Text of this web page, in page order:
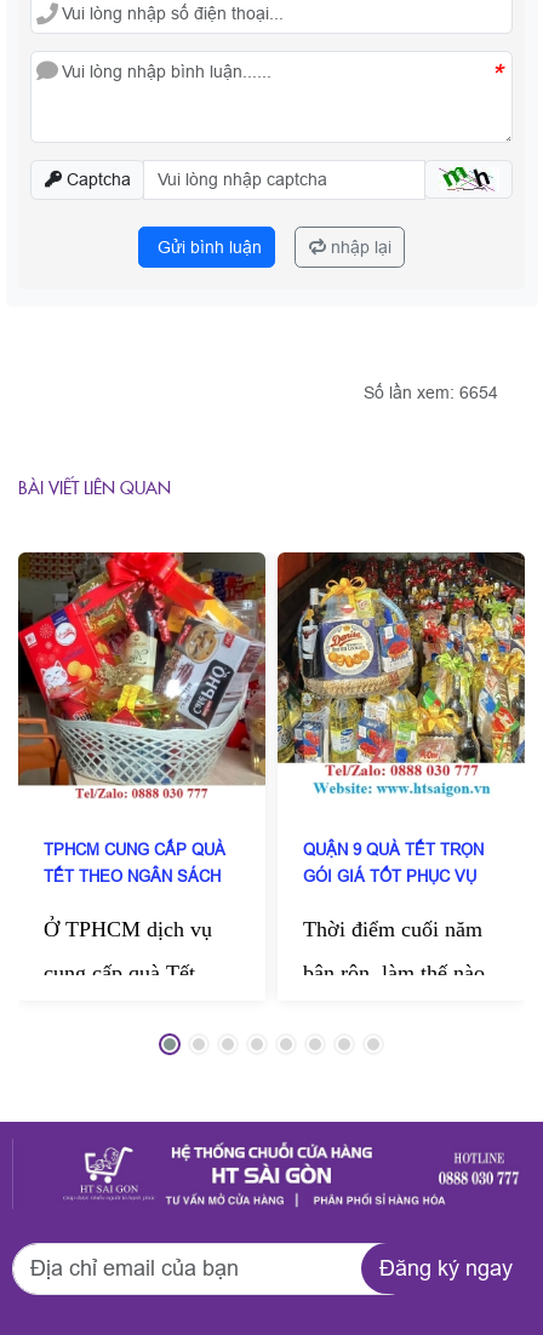
*
Captcha
Gửi bình luận nhập lại
Số lần xem: 6654
BÀI VIẾT LIÊN QUAN
TPHCM CUNG CẤP QUÀ
TẾT THEO NGÂN SÁCH
Ở TPHCM dịch vụ
cung cấp quà Tết
nghiệp của HT Sài
công ty tin chọn mỗi
dịp cuối năm. Đến
doanh nghiệp có thể
QUẬN 9 QUÀ TẾT TRỌN
GÓI GIÁ TỐT PHỤC VỤ
Thời điểm cuối năm
bận rộn, làm thế nào
người thân, bạn bè,
đối tác? HT Sài Gòn
quận 9 quà Tết trọn
Đăng ký ngay